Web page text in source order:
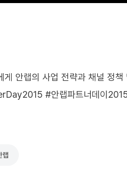
게 안랩의 사업 전략과 채널 정
#안랩파트너데이
랩